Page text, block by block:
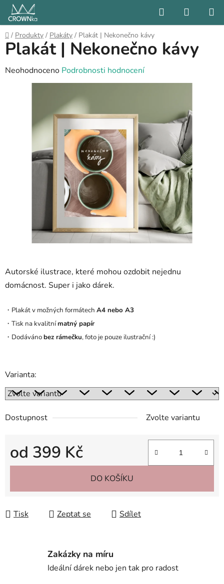
Přejít
obsah
Hledat
KOŠÍK
Domů
/ Produkty / Plakáty / Plakát | Nekonečno kávy
Autorské ilustrace, které mohou ozdobit nejednu
domácnost. Super i jako dárek.
・Plakát v možných formátech A4 nebo A3
・Tisk na kvalitnímatný papír
・Dodávánobez rámečku, foto je pouze ilustrační :)
Varianta:
Dostupnost Zvolte variantu
od 399 Kč
Měrná cena:
DO KOŠÍKU
Tisk Zeptat se Sdílet
Plakát | Nekonečno kávy
Průměrné
hodnocení
hvězdiček.
Neohodnoceno Podrobnosti hodnocení
Zakázky na míru
Ideální dárek nebo jen tak pro radost